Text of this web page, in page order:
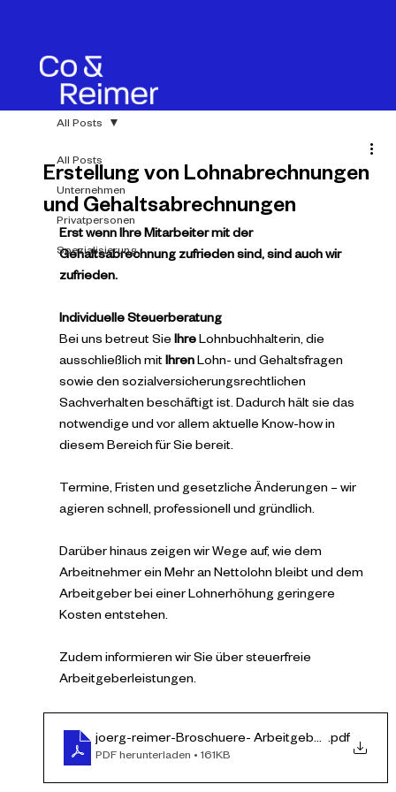
All Posts
Unternehmen
Privatpersonen
Spezialisierung
All Posts
Erstellung von Lohnabrechnungen
und Gehaltsabrechnungen
Erst wenn Ihre Mitarbeiter mit der
Gehaltsabrechnung zufrieden sind, sind auch wir
zufrieden.
Individuelle Steuerberatung
Bei uns betreut Sie Ihre Lohnbuchhalterin, die
ausschließlich mit Ihren Lohn- und Gehaltsfragen
sowie den sozialversicherungsrechtlichen
Sachverhalten beschäftigt ist. Dadurch hält sie das
notwendige und vor allem aktuelle Know-how in
diesem Bereich für Sie bereit.
Termine, Fristen und gesetzliche Änderungen – wir
agieren schnell, professionell und gründlich.
Darüber hinaus zeigen wir Wege auf, wie dem
Arbeitnehmer ein Mehr an Nettolohn bleibt und dem
Arbeitgeber bei einer Lohnerhöhung geringere
Kosten entstehen.
Zudem informieren wir Sie über steuerfreie
Arbeitgeberleistungen.
joerg-reimer-Broschuere- Arbeitgeberleistungen
.pdf
PDF herunterladen • 161KB